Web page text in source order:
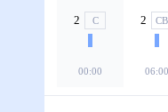
2 С
00:00
2 СВ
06:00